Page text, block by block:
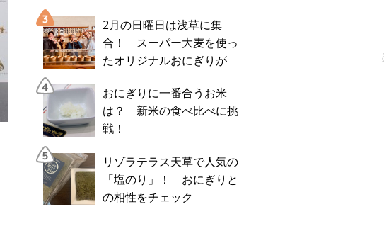
2月の日曜日は浅草に集
合！ スーパー大麦を使っ
たオリジナルおにぎりが
間限定で登場！
おにぎりに一番合うお米
は？ 新米の食べ比べに挑
戦！
リゾラテラス天草で人気の
「塩のり」！ おにぎりと
の相性をチェック